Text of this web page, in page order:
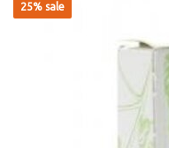
25% sale